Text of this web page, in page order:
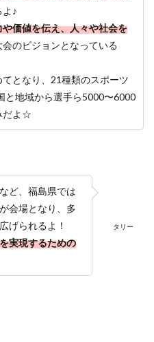
♪
価値を伝え、人々や社会を
のビジョンとなっている
となり、21種類のスポーツ
と地域から選手ら5000〜6000
だよ☆
タリー
ど、福島県では
会場となり、多
げられるよ！
実現するための